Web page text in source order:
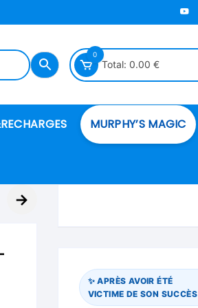
0
Total: 0.00 €
MURPHY’S MAGIC
→
✨ APRÈS AVOIR ÉTÉ
VICTIME DE SON SUCCÈS